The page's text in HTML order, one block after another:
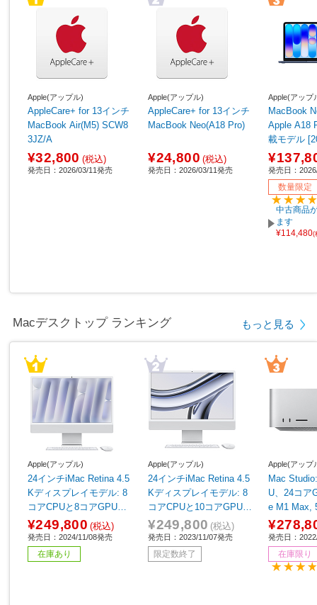
Apple(アップル)
AppleCare+ for 13インチ
MacBook Air(M5) SCW8
3JZ/A
¥32,800 (税込)
発売日：2026/03/11発売
Apple(アップル)
AppleCare+ for 13インチ
MacBook Neo(A18 Pro)
¥24,800 (税込)
発売日：2026/03/11発売
Apple(アップ
MacBook Neo 13
Apple A18
載モデル
ル/SSD
GB/6コア
PU] インデ
J/A 【
発売日：
数量限定
中古商品
ます
¥114,480(
Macデスクトップ ランキング もっと見る
Apple(アップル)
24インチiMac Retina 4.5
Kディスプレイモデル: 8
コアCPUと8コアGPUを
搭載したApple M4チッ
プ, 16GB, 256GB SSD -
シルバー シルバー MWU
C3J/A
¥249,800 (税込)
発売日：2024/11/08発売
在庫あり
Apple(アップル)
24インチiMac Retina 4.5
Kディスプレイモデル: 8
コアCPUと10コアGPUを
搭載したApple M3チッ
プ, 512GB SSD - シルバ
ー シルバー MQRK3J/A
［23.5型 /Apple M3 /メ
¥249,800 (税込)
発売日：2023/11/07発売
限定数終了
Apple(アップ
Mac
U、24コア
e M1 Max,
発売日：
在庫限り